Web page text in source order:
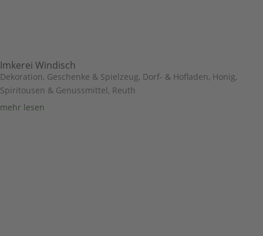
Imkerei Windisch
Dekoration, Geschenke & Spielzeug, Dorf- & Hofladen, Honig,
Spiritousen & Genussmittel, Reuth
mehr lesen